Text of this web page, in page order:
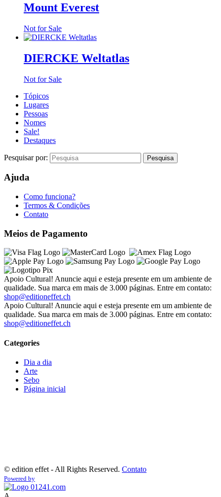
Mount Everest
Not for Sale
DIERCKE Weltatlas
Not for Sale
Tópicos
Lugares
Pessoas
Nomes
Sale!
Destaques
Pesquisar por:
Ajuda
Como funciona?
Termos & Condições
Contato
Meios de Pagamento
Apoio Cultural! Anuncie aqui e esteja presente em um ambiente de
qualidade. Sua marca em mais de 3.000 páginas. Entre em contato:
shop@editioneffet.ch
Apoio Cultural! Anuncie aqui e esteja presente em um ambiente de
qualidade. Sua marca em mais de 3.000 páginas. Entre em contato:
shop@editioneffet.ch
Categories
Dia a dia
Arte
Sebo
Página inicial
© edition effet - All Rights Reserved. Contato
Powered by